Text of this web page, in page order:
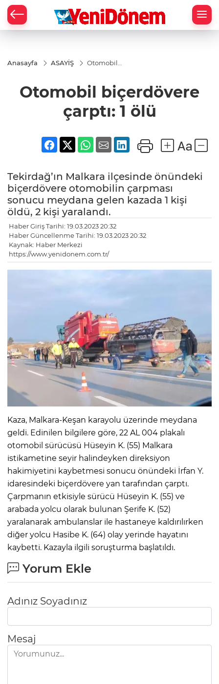
Anasayfa ASAYİŞ
Otomobil
Otomobil biçerdövere
çarptı: 1 ölü
Tekirdağ’ın Malkara ilçesinde önündeki
biçerdövere otomobilin çarpması
sonucu meydana gelen kazada 1 kişi
öldü, 2 kişi yaralandı.
Haber Giriş Tarihi: 19.03.2023 20:32
Haber Güncellenme Tarihi: 19.03.2023 20:32
Kaynak: Haber Merkezi
https://www.yenidonem.com.tr/
Kaza, Malkara-Keşan karayolu üzerinde meydana
geldi. Edinilen bilgilere göre, 22 AL 004 plakalı
otomobil sürücüsü Hüseyin K. (55) Malkara
istikametine seyir halindeyken direksiyon
hakimiyetini kaybetmesi sonucu önündeki İrfan Y.
idaresindeki biçerdövere yan tarafından çarptı.
Çarpmanın etkisiyle sürücü Hüseyin K. (55) ve
arabada yolcu olarak bulunan Şerife K. (52)
yaralanarak ambulanslar ile hastaneye kaldırılırken
diğer yolcu Hasibe K. (64) olay yerinde hayatını
kaybetti. Kazayla ilgili soruşturma başlatıldı.
Yorum Ekle
Adınız Soyadınız
Mesaj